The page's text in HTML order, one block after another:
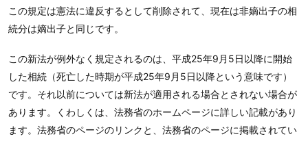
この規定は憲法に違反するとして削除されて、現在は非嫡出子の相
続分は嫡出子と同じです。
この新法が例外なく規定されるのは、平成25年9月5日以降に開始
した相続（死亡した時期が平成25年9月5日以降という意味です）
です。それ以前については新法が適用される場合とされない場合が
あります。くわしくは、法務省のホームページに詳しい記載があり
ます。法務省のページのリンクと、法務省のページに掲載されてい